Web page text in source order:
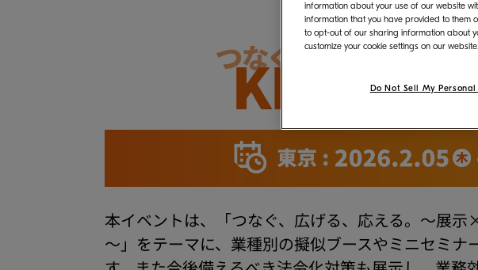
本イベントは、「つなぐ、広げる、応える。～展
～」をテーマに、業種別の擬似ブースやミニセミ
information about your use of our website
information that you have provided to them
to opt-out of our sharing information about
customize your cookie settings on our website.
Do Not Sell My